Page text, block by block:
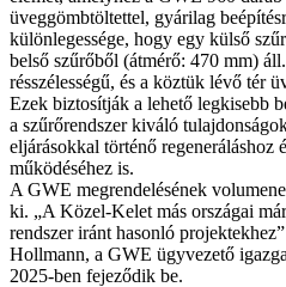
üveggömbtöltettel, gyárilag
különlegessége, hogy egy külső
belső szűrőből (átmérő: 470 mm)
résszélességű, és a köztük lévő tér
Ezek biztosítják a lehető legkisebb
a szűrőrendszer kiváló
eljárásokkal történő regeneráláshoz
működéséhez is.
A GWE megrendelésének
ki. „A Közel-Kelet más országai
rendszer iránt hasonló
Hollmann, a GWE ügyvezető
2025-ben fejeződik be.